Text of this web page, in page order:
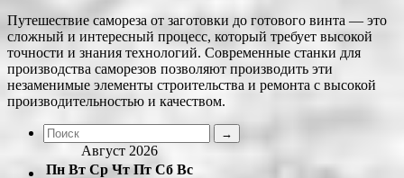
Путешествие самореза от заготовки до готового винта — это
сложный и интересный процесс, который требует высокой
точности и знания технологий. Современные станки для
производства саморезов позволяют производить эти
незаменимые элементы строительства и ремонта с высокой
производительностью и качеством.
Август 2026
Пн Вт Ср Чт Пт Сб Вс